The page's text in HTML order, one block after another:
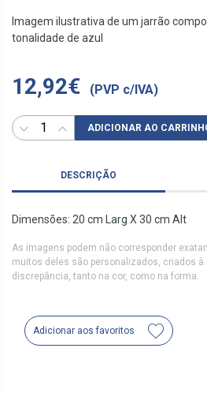
Imagem ilustrativa de um jarrão
tonalidade de azul
12,92€ (PVP c/IVA)
ADICIONAR AO
DESCRIÇÃO
Dimensões: 20 cm Larg X 30 cm Alt
As imagens podem não corresponder
muitos deles são personalizados, criados à
discrepância, tanto na cor, como na forma.
Adicionar aos favoritos